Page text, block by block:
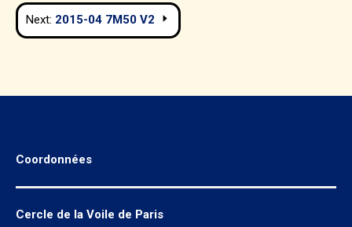
l’article
Next: 2015-04 7M50 V2
Coordonnées
Cercle de la Voile de Paris